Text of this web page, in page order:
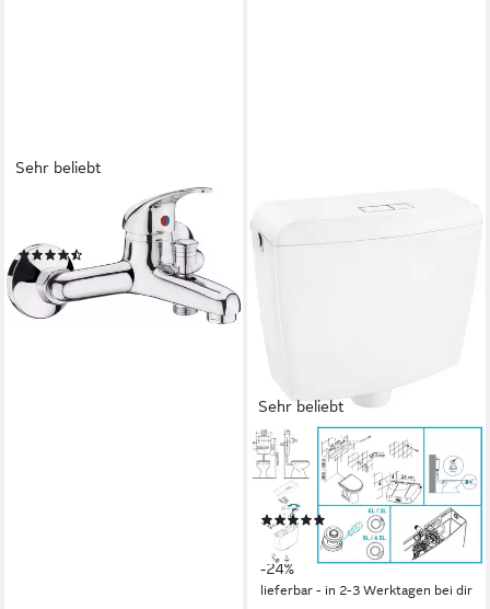
Sehr beliebt
Wannenarmatur Piccolo
26,95 €
lieferbar - in 4-5 Werktagen bei dir
Sehr beliebt
CORNAT
Spülkasten PONTOS,
vollisoliert
42,01 € UVP54,99 €
-24%
lieferbar - in 2-3 Werktagen bei dir